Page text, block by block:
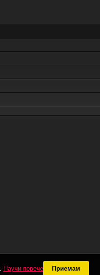
Научи повече Приемам